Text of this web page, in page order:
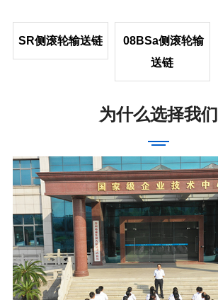
SR侧滚轮输送链
08BSa侧滚轮输
送链
为什么选择我们